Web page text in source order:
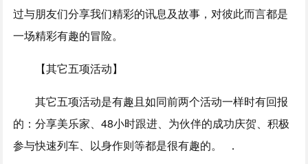
过与朋友们分享我们精彩的讯息及故事，对彼此而言都是
一场精彩有趣的冒险。
【其它五项活动】
其它五项活动是有趣且如同前两个活动一样时有回报
的：分享美乐家、48小时跟进、为伙伴的成功庆贺、积极
参与快速列车、以身作则等都是很有趣的。 ．